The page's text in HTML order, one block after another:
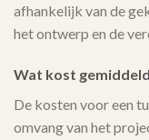
afhankelijk van de
het ontwerp en de
Wat kost
De kosten voor een
omvang van het